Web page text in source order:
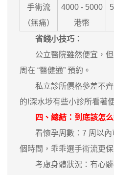
手術流
（無痛）
4000 - 5000
港幣
省錢小技巧：
公立醫院雖然便宜，但
周在 “醫健通” 預約。
私立診所價格參差不齊
的!深水埗有些小診所看著
四、總結：到底該怎
看懷孕周數：7 周以內
個時間，乖乖選手術流更保
考慮身體狀況：有心髒